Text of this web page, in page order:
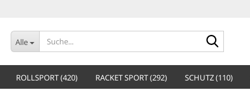
Alle
ROLLSPORT (420) RACKET SPORT (292) SCHUTZ (110)